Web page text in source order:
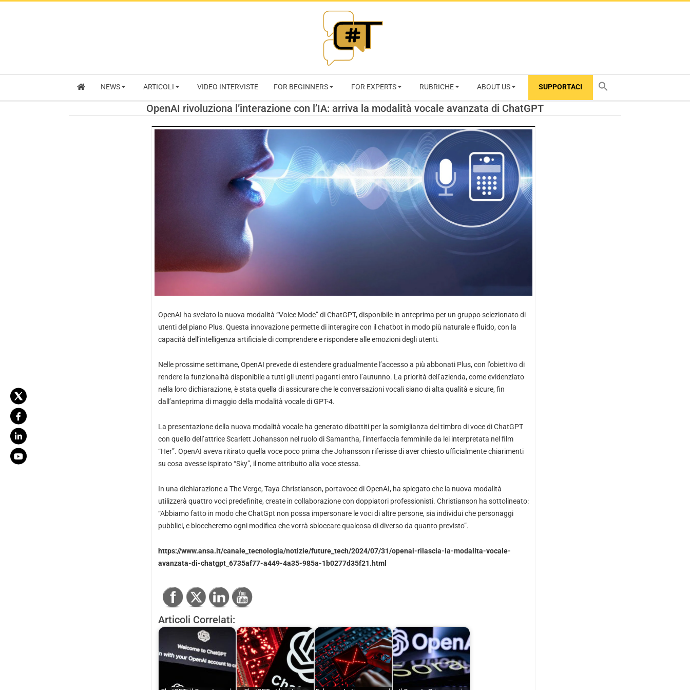
RIVISTA
CYBERSECURITY
TRENDS
NEWS ARTICOLI VIDEO INTERVISTE FOR BEGINNERS FOR EXPERTS RUBRICHE ABOUT US SUPPORTACI
OpenAI rivoluziona l’interazione con l’IA: arriva la modalità vocale avanzata di ChatGPT
OpenAI ha svelato la nuova modalità “Voice Mode” di ChatGPT, disponibile in anteprima per un gruppo selezionato di
utenti del piano Plus. Questa innovazione permette di interagire con il chatbot in modo più naturale e fluido, con la
capacità dell’intelligenza artificiale di comprendere e rispondere alle emozioni degli utenti.
Nelle prossime settimane, OpenAI prevede di estendere gradualmente l’accesso a più abbonati Plus, con l’obiettivo di
rendere la funzionalità disponibile a tutti gli utenti paganti entro l’autunno. La priorità dell’azienda, come evidenziato
nella loro dichiarazione, è stata quella di assicurare che le conversazioni vocali siano di alta qualità e sicure, fin
dall’anteprima di maggio della modalità vocale di GPT-4.
La presentazione della nuova modalità vocale ha generato dibattiti per la somiglianza del timbro di voce di ChatGPT
con quello dell’attrice Scarlett Johansson nel ruolo di Samantha, l’interfaccia femminile da lei interpretata nel film
“Her”. OpenAI aveva ritirato quella voce poco prima che Johansson riferisse di aver chiesto ufficialmente chiarimenti
su cosa avesse ispirato “Sky”, il nome attribuito alla voce stessa.
In una dichiarazione a The Verge, Taya Christianson, portavoce di OpenAI, ha spiegato che la nuova modalità
utilizzerà quattro voci predefinite, create in collaborazione con doppiatori professionisti. Christianson ha sottolineato:
“Abbiamo fatto in modo che ChatGpt non possa impersonare le voci di altre persone, sia individui che personaggi
pubblici, e bloccheremo ogni modifica che vorrà sbloccare qualcosa di diverso da quanto previsto”.
https://www.ansa.it/canale_tecnologia/notizie/future_tech/2024/07/31/openai-rilascia-la-modalita-vocale-
avanzata-di-chatgpt_6735af77-a449-4a35-985a-1b0277d35f21.html
Articoli Correlati: